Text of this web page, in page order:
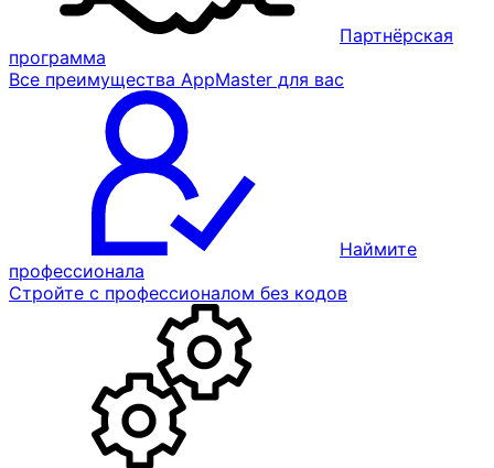
Партнёрская
программа
Все преимущества AppMaster для вас
Наймите
профессионала
Стройте с профессионалом без кодов